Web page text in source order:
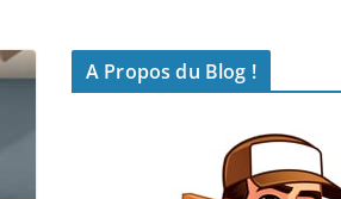
A Propos du Blog !